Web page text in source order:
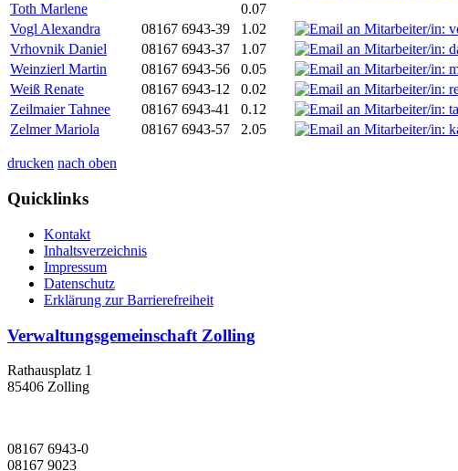
Toth Marlene
0.07
Vogl Alexandra
08167 6943-39 1.02
Vrhovnik Daniel
08167 6943-37 1.07
Weinzierl Martin
08167 6943-56 0.05
Weiß Renate
08167 6943-12 0.02
Zeilmaier Tahnee
08167 6943-41 0.12
Zelmer Mariola
08167 6943-57 2.05
drucken nach oben
Quicklinks
Kontakt
Inhaltsverzeichnis
Impressum
Datenschutz
Erklärung zur Barrierefreiheit
Verwaltungsgemeinschaft Zolling
Rathausplatz 1
85406 Zolling
08167 6943-0
08167 9023